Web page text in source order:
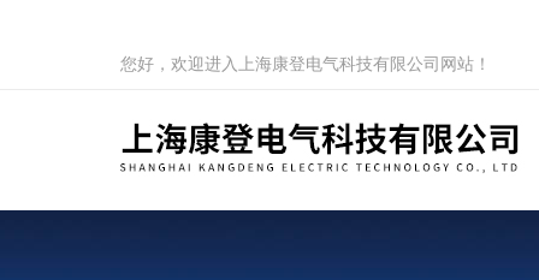
您好，欢迎进入上海康登电气科技有限公司网站！